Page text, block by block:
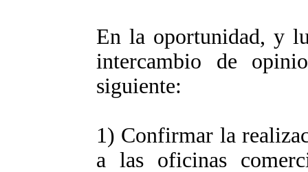
En la oportunidad, y
intercambio de
siguiente:
1) Confirmar la
a las oficinas